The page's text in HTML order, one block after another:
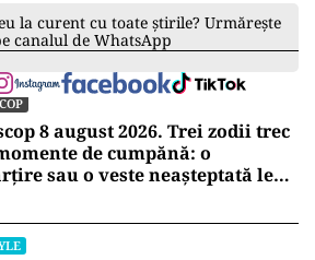
la curent cu toate știrile? Urmărește
canalul de WhatsApp
8 august 2026. Trei zodii trec
de cumpănă: o
sau o veste neașteptată le